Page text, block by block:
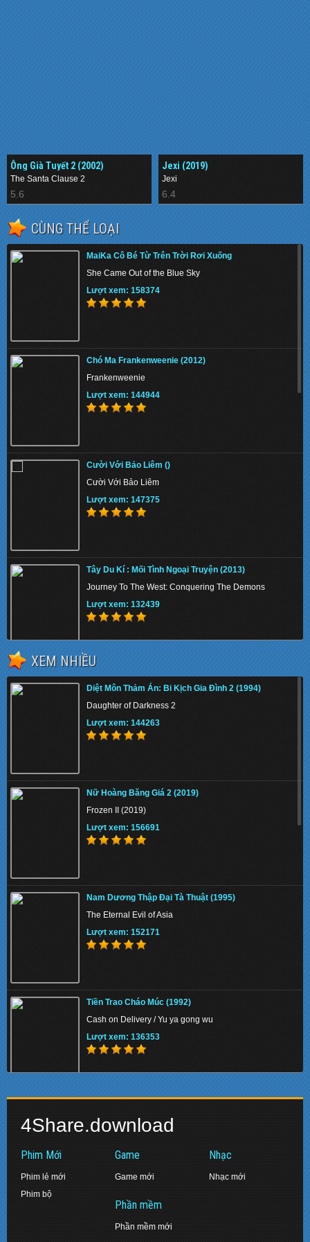
Ông Già Tuyết 2 (2002)
The Santa Clause 2
5.6
Jexi (2019)
Jexi
6.4
CÙNG THỂ LOẠI
MaiKa Cô Bé Từ Trên Trời Rơi Xuống
She Came Out of the Blue Sky
Lượt xem: 158374
Chó Ma Frankenweenie (2012)
Frankenweenie
Lượt xem: 144944
Cười Với Bảo Liêm ()
Cười Với Bảo Liêm
Lượt xem: 147375
Tây Du Kí : Mối Tình Ngoại Truyện (2013)
Journey To The West: Conquering The Demons
Lượt xem: 132439
Tình Yêu Tìm Lại (2012)
Silver Linings Playbook
Lượt xem: 149171
Cuộc Phiêu Lưu Của Nhà Croods ()
The Croods
Lượt xem: 149515
80 Ngày Vòng Quanh Thế Giới (2004)
Around the World in 80 Days
Lượt xem: 151334
Kẻ Cắp Mặt Trăng 2 (2013)
Despicable Me 2
Lượt xem: 147448
Lượt xem: 151395
Đồn Cảnh Sát Ma (2013)
Lượt xem: 143212
XEM NHIỀU
Diệt Môn Thảm Án: Bi Kịch Gia Đình 2 (1994)
Daughter of Darkness 2
Lượt xem: 144263
Nữ Hoàng Băng Giá 2 (2019)
Frozen II (2019)
Lượt xem: 156691
Nam Dương Thập Đại Tà Thuật (1995)
The Eternal Evil of Asia
Lượt xem: 152171
Tiền Trao Cháo Múc (1992)
Cash on Delivery / Yu ya gong wu
Lượt xem: 136353
Daughter of Darkness
Gia Đình Addams (2019)
The Addams Family
4Share.download
Phim Mới
Phim lẻ mới
Phim bộ
Game
Game mới
Phần mềm
Phần mềm mới
Nhạc
Nhạc mới